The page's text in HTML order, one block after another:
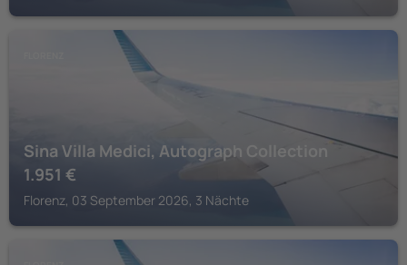
Sina Villa Medici, Autograph Collection
1.951 €
Florenz, 03 September 2026, 3 Nächte